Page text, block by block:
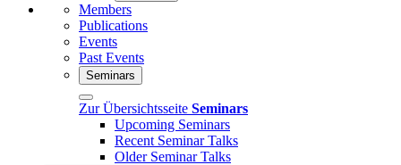
Members
Publications
Events
Past Events
Seminars
Zur Übersichtsseite Seminars
Upcoming Seminars
Recent Seminar Talks
Older Seminar Talks